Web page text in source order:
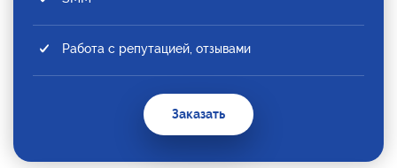
Работа с репутацией, отзывами
Заказать